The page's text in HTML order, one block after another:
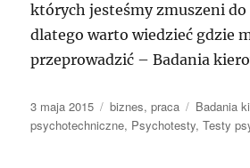
których jesteśmy zmuszeni
dlatego warto wiedzieć gdzie
przeprowadzić – Badania
Data
publikacji
3 maja 2015 Kategorie
biznes,praca Tagi
Badania
psychotechniczne, Psychotesty,Testy